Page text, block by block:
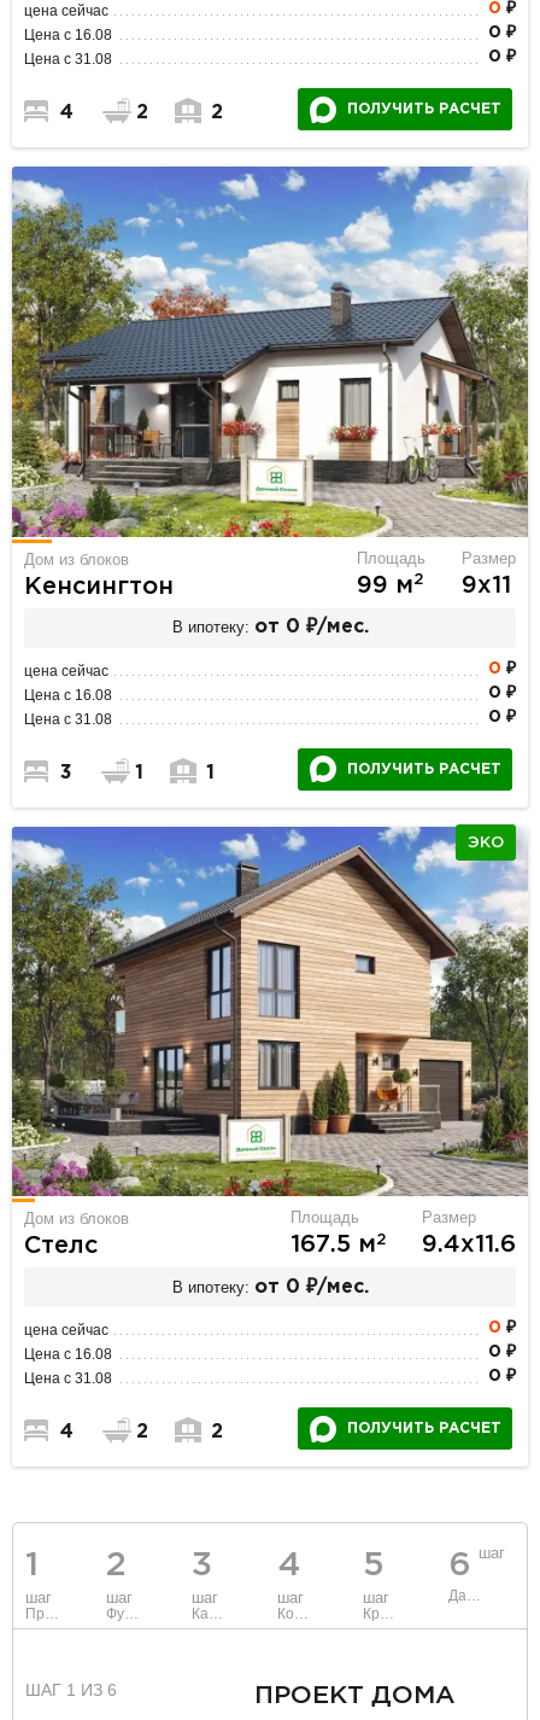
цена сейчас 0 ₽
Цена с 16.08 0 ₽
Цена с 31.08 0 ₽
4 2 2 ПОЛУЧИТЬ РАСЧЕТ
Дом из блоков
Кенсингтон
Площадь
99 м2
Размер
9х11
В ипотеку: от 0 ₽/мес.
цена сейчас 0 ₽
Цена с 16.08 0 ₽
Цена с 31.08 0 ₽
3 1 1 ПОЛУЧИТЬ РАСЧЕТ
ЭКО
Дом из блоков
Стелс
Площадь
167.5 м2
Размер
9.4х11.6
В ипотеку: от 0 ₽/мес.
цена сейчас 0 ₽
Цена с 16.08 0 ₽
Цена с 31.08 0 ₽
4 2 2 ПОЛУЧИТЬ РАСЧЕТ
1
шаг
Проект
2
шаг
Фундамент
3
шаг
Каркас и стены
4
шаг
Коммуникации
5
шаг
Крыша
6 шаг
Данные
ШАГ 1 ИЗ 6 ПРОЕКТ ДОМА